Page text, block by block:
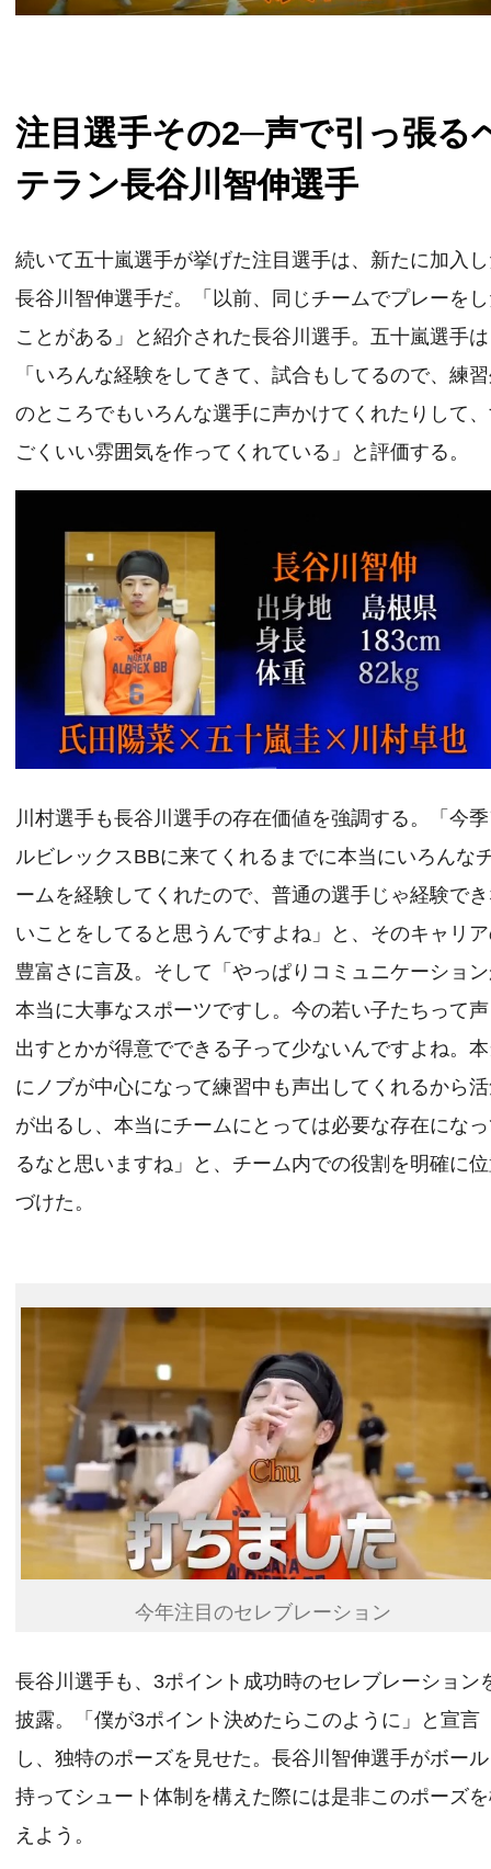
注目選手その2─声で引っ張る
テラン長谷川智伸選手
続いて五十嵐選手が挙げた注目選手は、新たに加入
長谷川智伸選手だ。「以前、同じチームでプレーを
ことがある」と紹介された長谷川選手。五十嵐選手は
「いろんな経験をしてきて、試合もしてるので、練
のところでもいろんな選手に声かけてくれたりして
ごくいい雰囲気を作ってくれている」と評価する。
川村選手も長谷川選手の存在価値を強調する。「今
ルビレックスBBに来てくれるまでに本当にいろんな
ームを経験してくれたので、普通の選手じゃ経験で
いことをしてると思うんですよね」と、そのキャリ
豊富さに言及。そして「やっぱりコミュニケーショ
本当に大事なスポーツですし。今の若い子たちって
出すとかが得意でできる子って少ないんですよね。
にノブが中心になって練習中も声出してくれるから
が出るし、本当にチームにとっては必要な存在にな
るなと思いますね」と、チーム内での役割を明確に
づけた。
今年注目のセレブレーション
長谷川選手も、3ポイント成功時のセレブレーション
披露。「僕が3ポイント決めたらこのように」と宣言
し、独特のポーズを見せた。長谷川智伸選手がボー
持ってシュート体制を構えた際には是非このポーズ
えよう。